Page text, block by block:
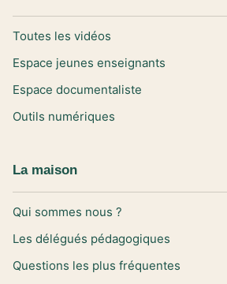
Toutes les vidéos
Espace jeunes enseignants
Espace documentaliste
Outils numériques
La maison
Qui sommes nous ?
Les délégués pédagogiques
Questions les plus fréquentes